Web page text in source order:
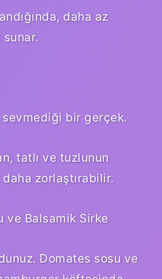
daha az
sunar.
sevmediği bir gerçek.
tatlı ve tuzlunun
zorlaştırabilir.
ve Balsamik Sirke
Domates sosu ve